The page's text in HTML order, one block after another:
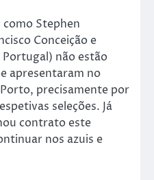
Stephen
Conceição e
não estão
apresentaram no
precisamente por
seleções. Já
contrato este
nos azuis e